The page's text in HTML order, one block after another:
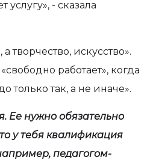
- сказала
творчество, искусство».
работает», когда
только так, а не иначе».
Ее нужно обязательно
у тебя квалификация
педагогом-